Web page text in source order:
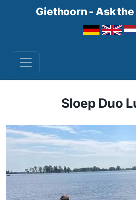
Giethoorn - Ask the
Sloep Duo